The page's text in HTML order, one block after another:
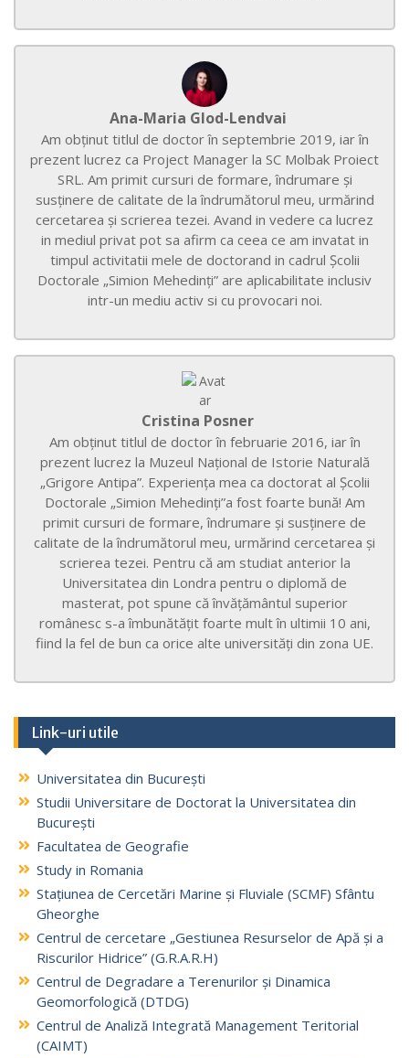
Ana-Maria Glod-Lendvai
Am obținut titlul de doctor în septembrie 2019, iar în
prezent lucrez ca Project Manager la SC Molbak Proiect
SRL. Am primit cursuri de formare, îndrumare și
susținere de calitate de la îndrumătorul meu, urmărind
cercetarea și scrierea tezei. Avand in vedere ca lucrez
in mediul privat pot sa afirm ca ceea ce am invatat in
timpul activitatii mele de doctorand in cadrul Școlii
Doctorale „Simion Mehedinți” are aplicabilitate inclusiv
intr-un mediu activ si cu provocari noi.
Cristina Posner
Am obținut titlul de doctor în februarie 2016, iar în
prezent lucrez la Muzeul Național de Istorie Naturală
„Grigore Antipa”. Experiența mea ca doctorat al Școlii
Doctorale „Simion Mehedinți”a fost foarte bună! Am
primit cursuri de formare, îndrumare și susținere de
calitate de la îndrumătorul meu, urmărind cercetarea și
scrierea tezei. Pentru că am studiat anterior la
Universitatea din Londra pentru o diplomă de
masterat, pot spune că învățământul superior
românesc s-a îmbunătățit foarte mult în ultimii 10 ani,
fiind la fel de bun ca orice alte universități din zona UE.
Link-uri utile
Universitatea din București
Studii Universitare de Doctorat la Universitatea din
București
Facultatea de Geografie
Study in Romania
Stațiunea de Cercetări Marine și Fluviale (SCMF) Sfântu
Gheorghe
Centrul de cercetare „Gestiunea Resurselor de Apă și a
Riscurilor Hidrice” (G.R.A.R.H)
Centrul de Degradare a Terenurilor și Dinamica
Geomorfologică (DTDG)
Centrul de Analiză Integrată Management Teritorial
(CAIMT)